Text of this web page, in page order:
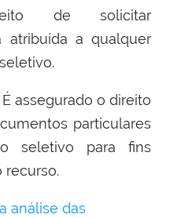
de solicitar
atribuída a qualquer
É assegurado o direito
particulares
seletivo para fins
recurso.
análise das